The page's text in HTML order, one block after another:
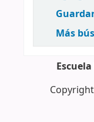
Más